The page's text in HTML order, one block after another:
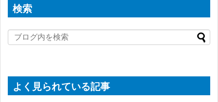
検索
よく見られている記事